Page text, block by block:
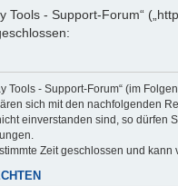
Tools - Support-Forum“
Tools - Support-Forum“ (im
sich mit den nachfolgenden
einverstanden sind, so dürfen
Zeit geschlossen und